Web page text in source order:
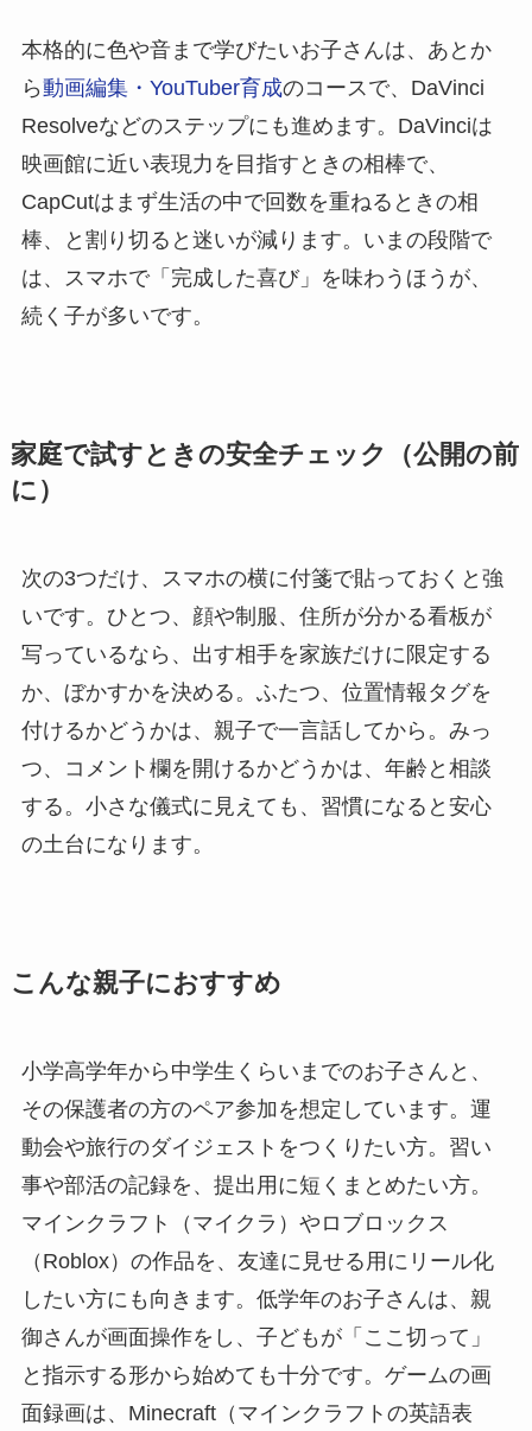
本格的に色や音まで学びたいお子さんは、あとか
ら動画編集・YouTuber育成のコースで、DaVinci
Resolveなどのステップにも進めます。DaVinciは
映画館に近い表現力を目指すときの相棒で、
CapCutはまず生活の中で回数を重ねるときの相
棒、と割り切ると迷いが減ります。いまの段階で
は、スマホで「完成した喜び」を味わうほうが、
続く子が多いです。
家庭で試すときの安全チェック（公開の前
に）
次の3つだけ、スマホの横に付箋で貼っておくと強
いです。ひとつ、顔や制服、住所が分かる看板が
写っているなら、出す相手を家族だけに限定する
か、ぼかすかを決める。ふたつ、位置情報タグを
付けるかどうかは、親子で一言話してから。みっ
つ、コメント欄を開けるかどうかは、年齢と相談
する。小さな儀式に見えても、習慣になると安心
の土台になります。
こんな親子におすすめ
小学高学年から中学生くらいまでのお子さんと、
その保護者の方のペア参加を想定しています。運
動会や旅行のダイジェストをつくりたい方。習い
事や部活の記録を、提出用に短くまとめたい方。
マインクラフト（マイクラ）やロブロックス
（Roblox）の作品を、友達に見せる用にリール化
したい方にも向きます。低学年のお子さんは、親
御さんが画面操作をし、子どもが「ここ切って」
と指示する形から始めても十分です。ゲームの画
面録画は、Minecraft（マインクラフトの英語表